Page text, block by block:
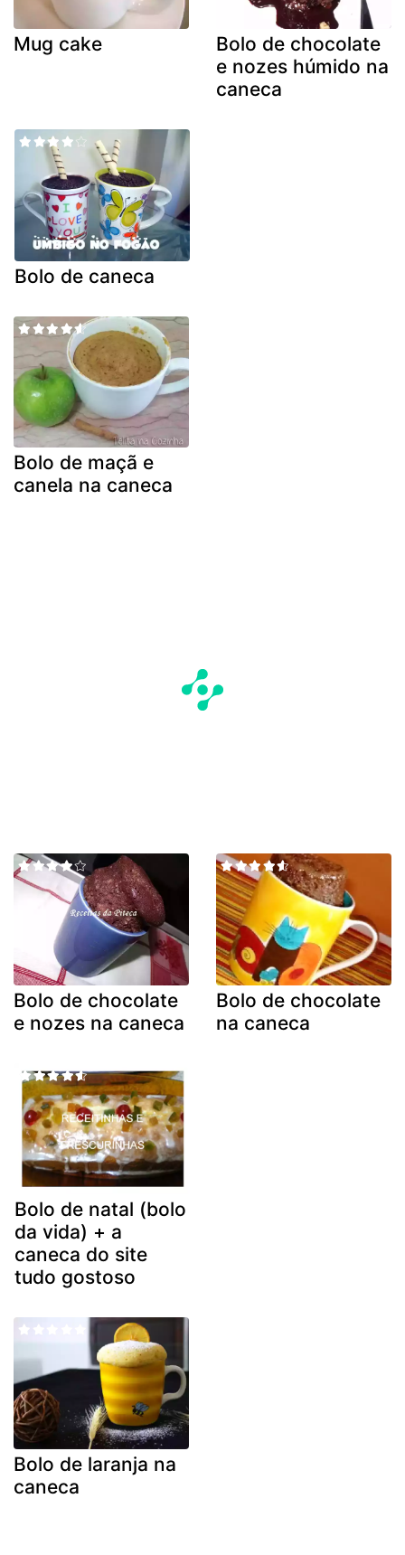
Mug cake
Bolo de chocolate
e nozes húmido na
caneca
Bolo de caneca
Bolo de maçã e
canela na caneca
Bolo de chocolate
e nozes na caneca
Bolo de chocolate
na caneca
Bolo de natal (bolo
da vida) + a
caneca do site
tudo gostoso
Bolo de laranja na
caneca